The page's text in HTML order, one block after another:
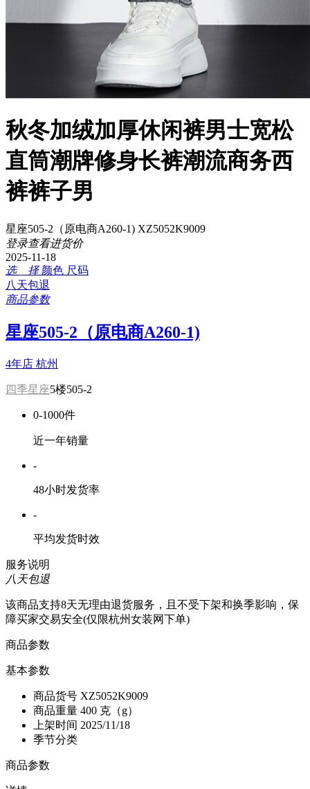
秋冬加绒加厚休闲裤男士宽松
直筒潮牌修身长裤潮流商务西
裤裤子男
星座505-2（原电商A260-1) XZ5052K9009
登录查看进货价
2025-11-18
选 择 颜色 尺码
八天包退
商品参数
星座505-2（原电商A260-1)
4年店 杭州
四季星座5楼505-2
0-1000件
近一年销量
-
48小时发货率
-
平均发货时效
服务说明
八天包退
该商品支持8天无理由退货服务，且不受下架和换季影响，保
障买家交易安全(仅限杭州女装网下单)
商品参数
基本参数
商品货号 XZ5052K9009
商品重量 400 克（g）
上架时间 2025/11/18
季节分类
商品参数